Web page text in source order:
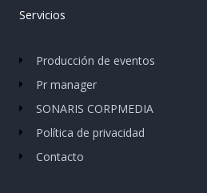
Servicios
Producción de eventos
Pr manager
SONARIS CORPMEDIA
Política de privacidad
Contacto